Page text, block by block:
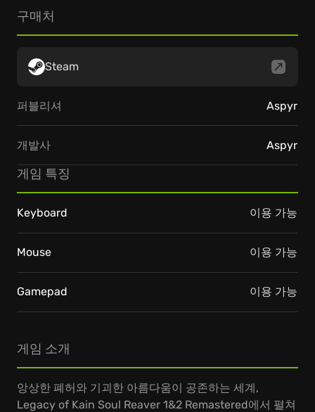
게임 소개
앙상한 폐허와 기괴한 아름다움이 공존하는 세계,
Legacy of Kain Soul Reaver 1&2 Remastered에서 펼쳐
구매처
Steam
퍼블리셔 Aspyr
개발사 Aspyr
게임 특징
Keyboard 이용 가능
Mouse 이용 가능
Gamepad 이용 가능